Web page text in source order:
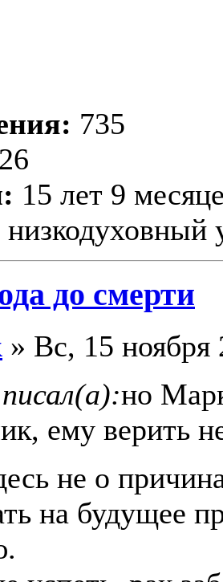
735
26
15 лет 9
низкодуховный
до смерти
» Вс, 15 ноября
но
ему верить
не о
на будущее